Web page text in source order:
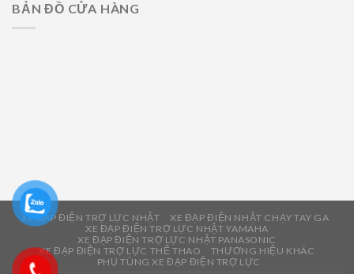
BẢN ĐỒ CỬA HÀNG
XE ĐẠP ĐIỆN TRỢ LỰC NHẬT
XE ĐẠP ĐIỆN NHẬT CHẠY TAY GA
XE ĐẠP ĐIỆN TRỢ LỰC NHẬT YAMAHA
XE ĐẠP ĐIỆN TRỢ LỰC NHẬT PANASONIC
XE ĐẠP ĐIỆN TRỢ LỰC THỂ THAO
THƯƠNG HIỆU KHÁC
PHỤ TÙNG XE ĐẠP ĐIỆN TRỢ LỰC